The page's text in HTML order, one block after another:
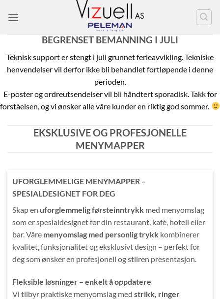
BEGRENSET BEMANNING I JULI
Teknisk support er stengt i juli grunnet ferieavvikling. Tekniske
henvendelser vil derfor ikke bli behandlet fortløpende i denne
perioden.
E-poster og ordreutsendelser vil bli håndtert sporadisk. Takk for
forståelsen, og vi ønsker alle våre kunder en riktig god sommer.
EKSKLUSIVE OG PROFESJONELLE
MENYMAPPER
UFORGLEMMELIGE MENYMAPPER –
SPESIALDESIGNET FOR DEG
Skap en uforglemmelig førsteinntrykk med menyomslag
som er spesialdesignet for din restaurant, kafé, hotell eller
bar. Våre menyomslag med personlig trykk kombinerer
kvalitet, funksjonalitet og eksklusivt design – perfekt for
deg som ønsker en profesjonell og stilren presentasjon.
Fleksible løsninger – enkelt å oppdatere
Vi tilbyr praktiske menyomslag med strikk, ringer